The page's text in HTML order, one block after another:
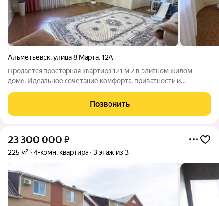
Альметьевск,улица 8 Марта,12А
Продаётся просторная квартира 121 м 2 в элитном жилом
доме. Идеальное сочетание комфорта, приватности и
Площадь и потенциал: 121 м 2 , возможность перепланировки
под индивидуальные потребности.
Позвонить
23 300 000 ₽
225 м² 4-комн. квартира 3 этаж из 3